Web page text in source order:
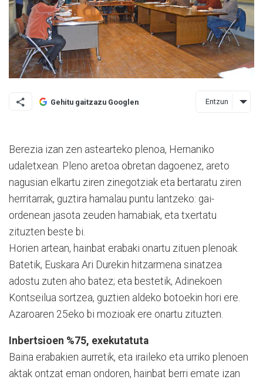
Gehitu gaitzazu Googlen Entzun
Berezia izan zen astearteko plenoa, Hernaniko
udaletxean. Pleno aretoa obretan dagoenez, areto
nagusian elkartu ziren zinegotziak eta bertaratu ziren
herritarrak, guztira hamalau puntu lantzeko: gai-
ordenean jasota zeuden hamabiak, eta txertatu
zituzten beste bi.
Horien artean, hainbat era­baki onartu zituen plenoak.
Batetik, Euskara Ari Durekin hitzarmena sinatzea
adostu zuten aho batez; eta bestetik, Adinekoen
Kontseilua sortzea, guztien aldeko botoekin hori ere.
Azaroaren 25eko bi mo­zi­o­ak ere onartu zituzten.
Inbertsioen %75, exekutatuta
Baina erabakien aurretik, eta iraileko eta urriko plenoen
aktak ontzat eman ondoren, hainbat berri emate izan